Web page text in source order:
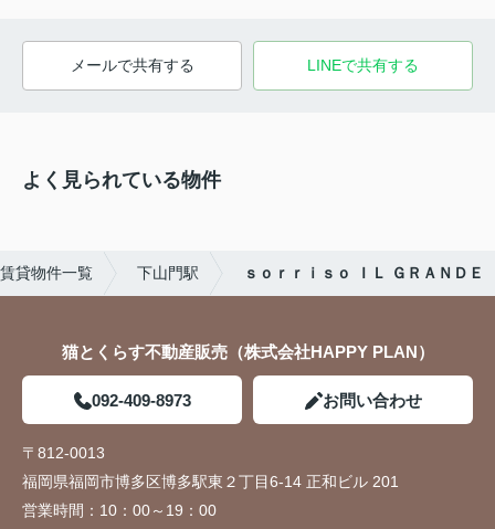
メールで共有する LINEで共有する
よく見られている物件
貸物件一覧 下山門駅 ｓｏｒｒｉｓｏ ＩＬ ＧＲＡＮＤＥ
猫とくらす不動産販売（株式会社HAPPY PLAN）
092-409-8973 お問い合わせ
〒812-0013
福岡県福岡市博多区博多駅東２丁目6-14 正和ビル 201
営業時間： 10：00～19：00